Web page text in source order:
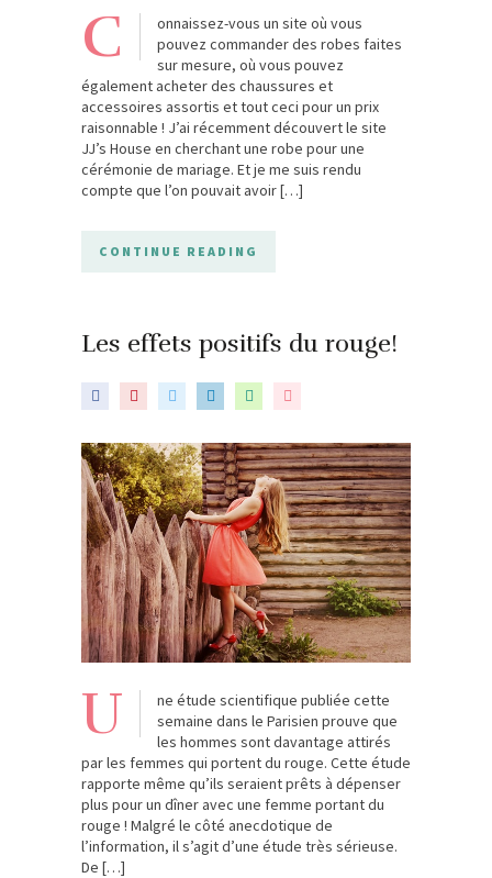
C
onnaissez-vous un site où vous
pouvez commander des robes faites
sur mesure, où vous pouvez
également acheter des chaussures et
accessoires assortis et tout ceci pour un prix
raisonnable ! J’ai récemment découvert le site
JJ’s House en cherchant une robe pour une
cérémonie de mariage. Et je me suis rendu
compte que l’on pouvait avoir […]
CONTINUE READING
Les effets positifs du rouge!
U
ne étude scientifique publiée cette
semaine dans le Parisien prouve que
les hommes sont davantage attirés
par les femmes qui portent du rouge. Cette étude
rapporte même qu’ils seraient prêts à dépenser
plus pour un dîner avec une femme portant du
rouge ! Malgré le côté anecdotique de
l’information, il s’agit d’une étude très sérieuse.
De […]